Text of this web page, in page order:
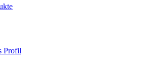
Profil